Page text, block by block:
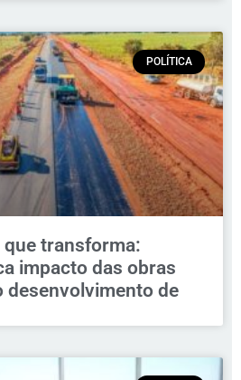
POLÍTICA
transforma:
impacto das obras
desenvolvimento de